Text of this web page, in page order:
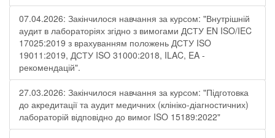
07.04.2026: Закінчилося навчання за курсом: "Внутрішній
аудит в лабораторіях згідно з вимогами ДСТУ EN ISO/IEC
17025:2019 з врахуванням положень ДСТУ ISO
19011:2019, ДСТУ ISO 31000:2018, ILAC, EA -
рекомендацій".
27.03.2026: Закінчилося навчання за курсом: "Підготовка
до акредитації та аудит медичних (клініко-діагностичних)
лабораторій відповідно до вимог ISO 15189:2022"